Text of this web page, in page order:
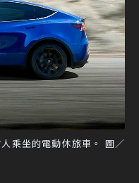
乘坐的電動休旅車。 圖／